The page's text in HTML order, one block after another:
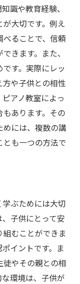
境
会
スン
ピアノ教室の
ル
体制
室を選ぶポイ
ュラム
のバランス
識や教育経験、
大切です。例え
ることで、信頼
きます。また、
す。実際にレッ
や子供との相性
アノ教室によっ
あります。その
めには、複数の講
も一つの方法で
ぶためには大切
子供にとって安
むことができま
イントです。ま
やその親との相
環境は、子供が